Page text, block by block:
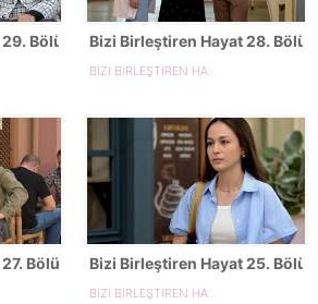
Bölüm Fotoğrafları
Bizi Birleştiren Hayat 28.
BİZİ BİRLEŞTİREN HAYAT
Bölüm Fotoğrafları
Bizi Birleştiren Hayat 25.
BİZİ BİRLEŞTİREN HAYAT